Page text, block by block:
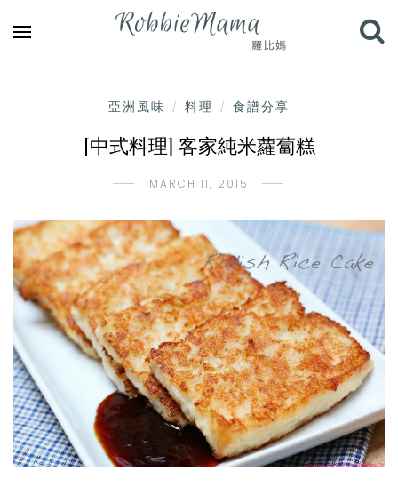
亞洲風味 / 料理 / 食譜分享
[中式料理] 客家純米蘿蔔糕
MARCH 11, 2015